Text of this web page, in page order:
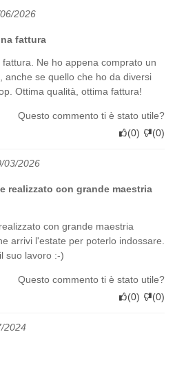
2026
fattura
Ne ho appena comprato un
anche se quello che ho da diversi
Ottima qualità, ottima fattura!
Questo commento ti è stato utile?
(0) (0)
03/2026
realizzato con grande maestria
con grande maestria
arrivi l'estate per poterlo indossare.
suo lavoro :-)
Questo commento ti è stato utile?
(0) (0)
2024